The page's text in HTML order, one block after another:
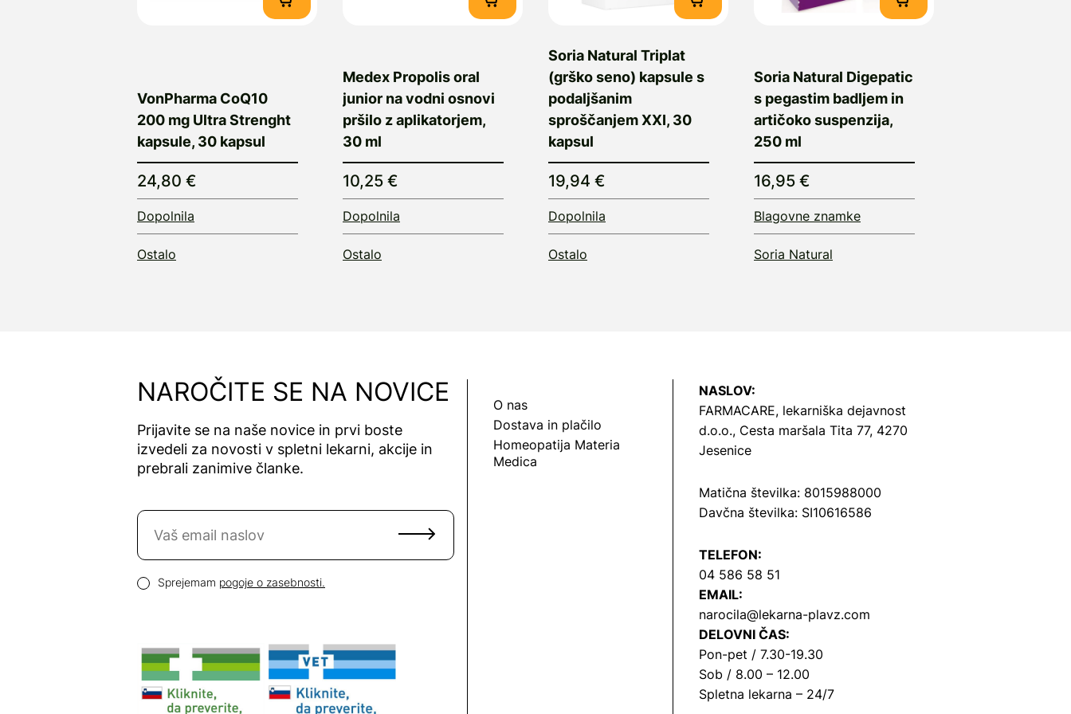
VonPharma CoQ10
200 mg Ultra Strenght
kapsule, 30 kapsul
24,80 €
Dopolnila
Ostalo
Medex Propolis oral
junior na vodni osnovi
pršilo z aplikatorjem,
30 ml
10,25 €
Dopolnila
Ostalo
Soria Natural Triplat
(grško seno) kapsule s
podaljšanim
sproščanjem XXI, 30
kapsul
19,94 €
Dopolnila
Ostalo
Soria Natural Digepatic
s pegastim badljem in
artičoko suspenzija,
250 ml
16,95 €
Blagovne znamke
Soria Natural
NAROČITE SE NA NOVICE
Prijavite se na naše novice in prvi boste
izvedeli za novosti v spletni lekarni, akcije in
prebrali zanimive članke.
Naročite se na novice
Pogoji zasebnosti
Sprejemam pogoje o zasebnosti.
O nas
Dostava in plačilo
Homeopatija Materia
Medica
NASLOV:
FARMACARE, lekarniška dejavnost
d.o.o., Cesta maršala Tita 77, 4270
Jesenice
Matična številka: 8015988000
Davčna številka: SI10616586
TELEFON:
04 586 58 51
EMAIL:
narocila@lekarna-plavz.com
DELOVNI ČAS:
Pon-pet / 7.30-19.30
Sob / 8.00 – 12.00
Spletna lekarna – 24/7